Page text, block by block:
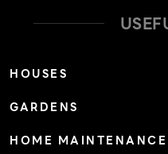
HOUSES
GARDENS
HOME MAINTENANCE